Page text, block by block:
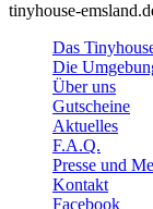
tinyhouse-
Das
Die
Über uns
Gutscheine
Aktuelles
F.A.Q.
Presse und
Kontakt
Facebook